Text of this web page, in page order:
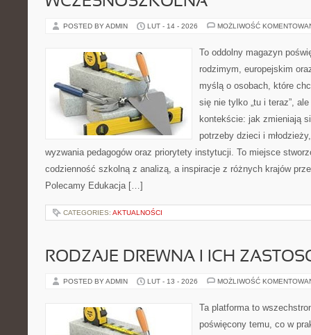
POSTED BY ADMIN LUT - 14 - 2026 MOŻLIWOŚĆ
To oddolny magazyn
rodzimym, europejskim
myślą o osobach, które
się nie tylko „tu i teraz”,
kontekście: jak zmieniają
potrzeby dzieci i
wyzwania pedagogów oraz priorytety instytucji. To miejsce
codzienność szkolną z analizą, a inspiracje z różnych krajów
Polecamy Edukacja […]
CATEGORIES: AKTUALNOŚCI
RODZAJE DREWNA I ICH
POSTED BY ADMIN LUT - 13 - 2026 MOŻLIWOŚĆ
Ta platforma to
poświęcony temu, co w